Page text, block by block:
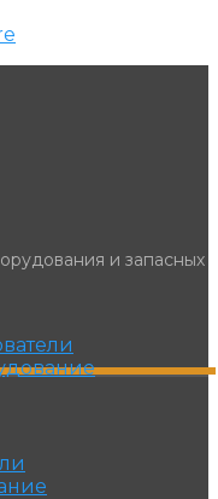
и запасных